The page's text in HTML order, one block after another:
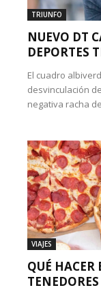
TRIUNFO
NUEVO DT
DEPORTES
El cuadro
desvinculación
negativa racha
VIAJES
QUÉ HACER